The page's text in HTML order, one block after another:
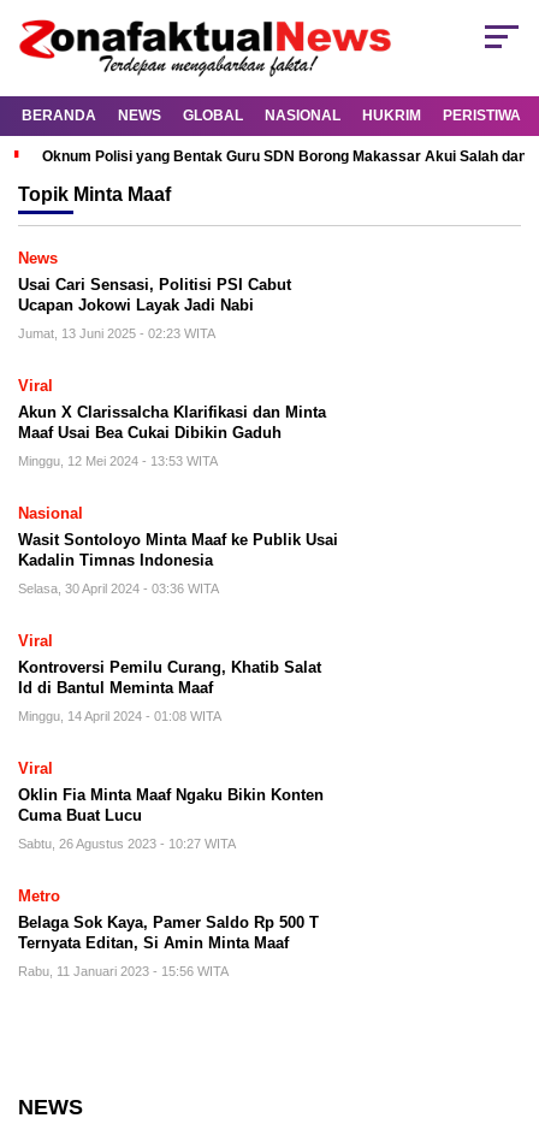
BERANDA NEWS GLOBAL NASIONAL HUKRIM PERISTIWA
Oknum Polisi yang Bentak Guru SDN Borong Makassar Akui Salah dan
Topik Minta Maaf
News
Usai Cari Sensasi, Politisi PSI Cabut
Ucapan Jokowi Layak Jadi Nabi
Jumat, 13 Juni 2025 - 02:23 WITA
Viral
Akun X ClarissaIcha Klarifikasi dan Minta
Maaf Usai Bea Cukai Dibikin Gaduh
Minggu, 12 Mei 2024 - 13:53 WITA
Nasional
Wasit Sontoloyo Minta Maaf ke Publik Usai
Kadalin Timnas Indonesia
Selasa, 30 April 2024 - 03:36 WITA
Viral
Kontroversi Pemilu Curang, Khatib Salat
Id di Bantul Meminta Maaf
Minggu, 14 April 2024 - 01:08 WITA
Viral
Oklin Fia Minta Maaf Ngaku Bikin Konten
Cuma Buat Lucu
Sabtu, 26 Agustus 2023 - 10:27 WITA
Metro
Belaga Sok Kaya, Pamer Saldo Rp 500 T
Ternyata Editan, Si Amin Minta Maaf
Rabu, 11 Januari 2023 - 15:56 WITA
NEWS